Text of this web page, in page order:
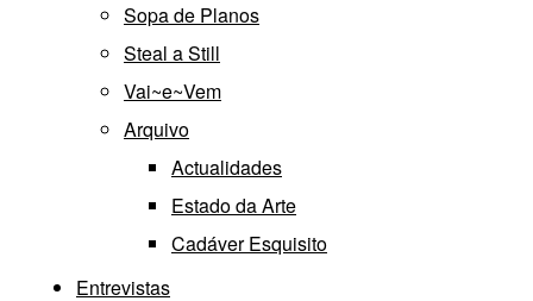
Sopa de Planos
Steal a Still
Vai~e~Vem
Arquivo
Actualidades
Estado da Arte
Cadáver Esquisito
Entrevistas